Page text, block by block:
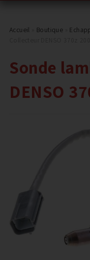
Accueil Boutique
Sonde
DENSO